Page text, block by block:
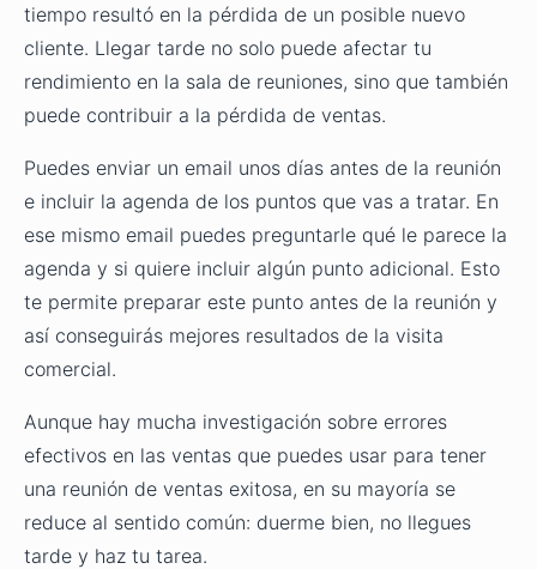
tiempo resultó en la pérdida de un posible nuevo
cliente. Llegar tarde no solo puede afectar tu
rendimiento en la sala de reuniones, sino que también
puede contribuir a la pérdida de ventas.
Puedes enviar un email unos días antes de la reunión
e incluir la agenda de los puntos que vas a tratar. En
ese mismo email puedes preguntarle qué le parece la
agenda y si quiere incluir algún punto adicional. Esto
te permite preparar este punto antes de la reunión y
así conseguirás mejores resultados de la visita
comercial.
Aunque hay mucha investigación sobre errores
efectivos en las ventas que puedes usar para tener
una reunión de ventas exitosa, en su mayoría se
reduce al sentido común: duerme bien, no llegues
tarde y haz tu tarea.